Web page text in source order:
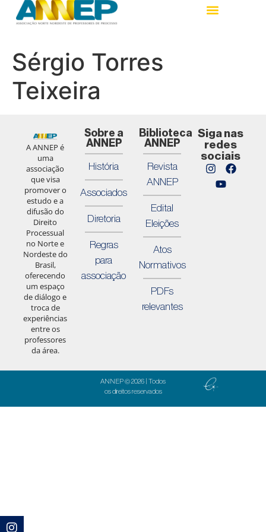
Sérgio Torres
Teixeira
A ANNEP é
uma
associação
que visa
promover o
estudo e a
difusão do
Direito
Processual
no Norte e
Nordeste do
Brasil,
oferecendo
um espaço
de diálogo e
troca de
experiências
entre os
professores
da área.
Sobre a
ANNEP
História
Associados
Diretoria
Regras
para
associação
Biblioteca
ANNEP
Revista
ANNEP
Edital
Eleições
Atos
Normativos
PDFs
relevantes
Siga nas
redes
sociais
ANNEP © 2026 | Todos
os direitos reservados